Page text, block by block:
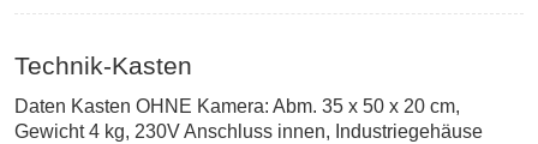
Technik-Kasten
Daten Kasten OHNE Kamera: Abm. 35 x 50 x 20 cm,
Gewicht 4 kg, 230V Anschluss innen, Industriegehäuse